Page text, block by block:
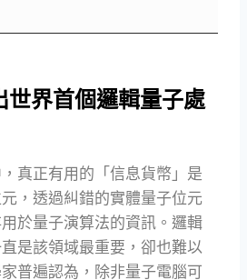
世界首個邏輯量子處
真正有用的「信息貨幣」是
，透過糾錯的實體量子位元
於量子演算法的資訊。邏輯
是該領域最重要，卻也難以
普遍認為，除非量子電腦可